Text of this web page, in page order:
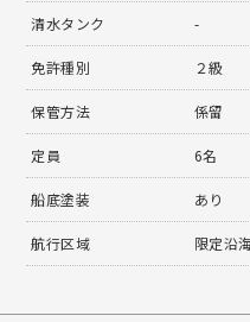
清水タンク -
免許種別 ２級
保管方法 係留
定員 6名
船底塗装 あり
航行区域 限定沿